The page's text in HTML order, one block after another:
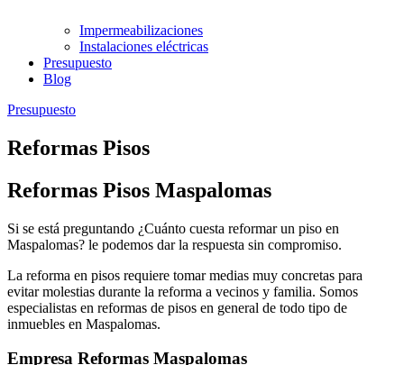
Impermeabilizaciones
Instalaciones eléctricas
Presupuesto
Blog
Presupuesto
Reformas Pisos
Reformas Pisos Maspalomas
Si se está preguntando ¿Cuánto cuesta reformar un piso en
Maspalomas? le podemos dar la respuesta sin compromiso.
La reforma en pisos requiere tomar medias muy concretas para
evitar molestias durante la reforma a vecinos y familia. Somos
especialistas en reformas de pisos en general de todo tipo de
inmuebles en Maspalomas.
Empresa Reformas Maspalomas